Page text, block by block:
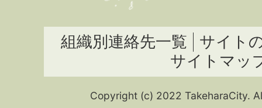
組織別連絡先一覧
サイト
サイトマッ
Copyright (c) 2022 TakeharaCity.